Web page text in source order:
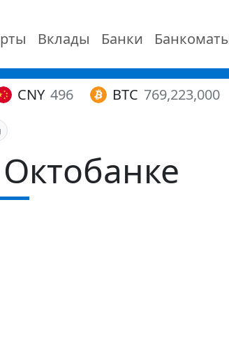
Вклады Банки
CNY 496 BTC 769,223,000